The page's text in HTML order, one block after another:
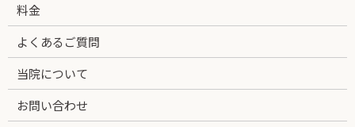
料金
よくあるご質問
当院について
お問い合わせ